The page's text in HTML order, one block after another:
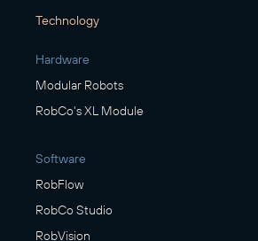
Technology
Hardware
Modular Robots
RobCo's XL Module
Software
RobFlow
RobCo Studio
RobVision